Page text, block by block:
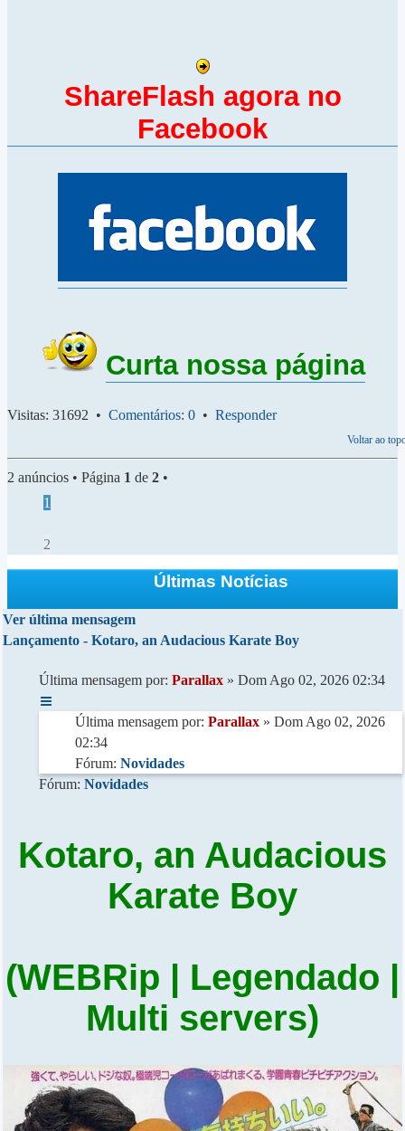
ShareFlash agora no
Facebook
Curta nossa página
Visitas: 31692 • Comentários: 0 • Responder
Voltar ao
2 anúncios • Página 1 de 2 •
1
2
Últimas Notícias
Ver última mensagem
Lançamento - Kotaro, an Audacious Karate Boy
Última mensagem por: Parallax » Dom Ago 02, 2026 02:34
Última mensagem por: Parallax » Dom Ago 02, 2026
02:34
Fórum: Novidades
Fórum: Novidades
Kotaro, an Audacious
Karate Boy
(WEBRip | Legendado |
Multi servers)